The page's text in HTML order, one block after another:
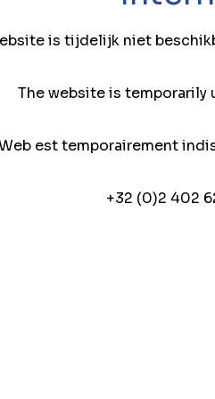
is tijdelijk niet
The website is temporarily
est temporairement
+32 (0)2 402